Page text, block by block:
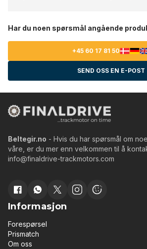
Har du noen spørsmål angående
+45 60 17 81 50
SEND OSS EN E-POST
Beltegir.no - Hvis du har spørsmål om
våre, er du mer enn velkommen til å
info@finaldrive-trackmotors.com
Informasjon
Forespørsel
Prismatch
Om oss